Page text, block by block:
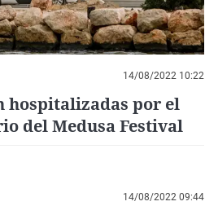
14/08/2022 10:22
hospitalizadas por el
del Medusa Festival
14/08/2022 09:44